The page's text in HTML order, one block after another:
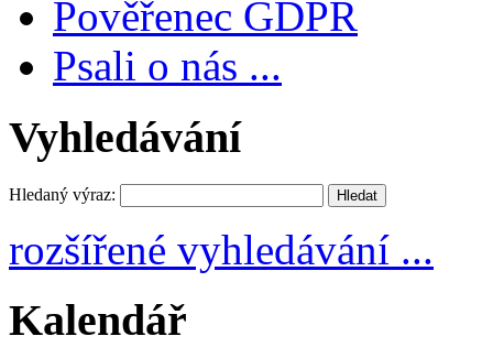
Pověřenec GDPR
Psali o nás ...
Vyhledávání
Hledaný výraz:
rozšířené vyhledávání ...
Kalendář